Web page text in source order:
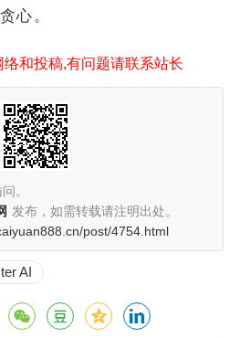
心。
和投稿,有问题请联系站长
。
发布，如需转载请注明出处。
post/4754.html
AI